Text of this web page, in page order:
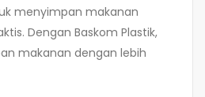
menyimpan makanan
Dengan Baskom Plastik,
makanan dengan lebih